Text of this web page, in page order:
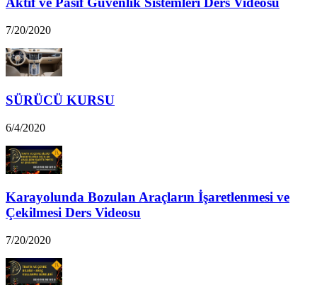
7/20/2020
SÜRÜCÜ KURSU
6/4/2020
Karayolunda Bozulan Araçların İşaretlenmesi ve
Çekilmesi Ders Videosu
7/20/2020